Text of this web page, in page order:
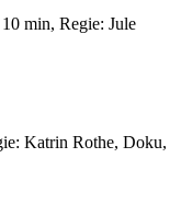
min, Regie: Jule
Katrin Rothe, Doku,